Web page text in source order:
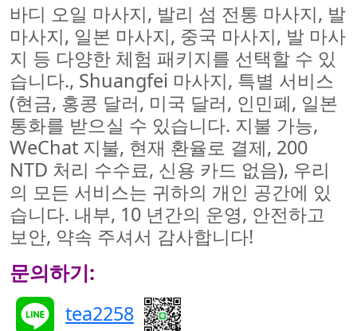
바디 오일 마사지, 발리 섬 전통 마사지, 발
마사지, 일본 마사지, 중국 마사지, 발 마사
지 등 다양한 체험 패키지를 선택할 수 있
습니다., Shuangfei 마사지, 특별 서비스
(현금, 홍콩 달러, 미국 달러, 인민폐, 일본
통화를 받으실 수 있습니다. 지불 가능,
WeChat 지불, 현재 환율로 결제, 200
NTD 처리 수수료, 신용 카드 없음), 우리
의 모든 서비스는 귀하의 개인 공간에 있
습니다. 내부, 10 년간의 운영, 안전하고
보안, 약속 주셔서 감사합니다!
문의하기:
tea2258